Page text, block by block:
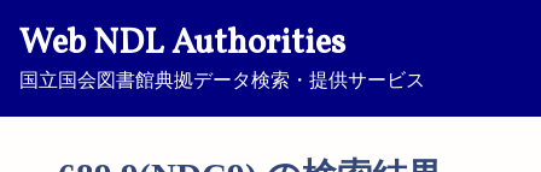
Web NDL Authorities
国立国会図書館典拠データ検索・提供サービス